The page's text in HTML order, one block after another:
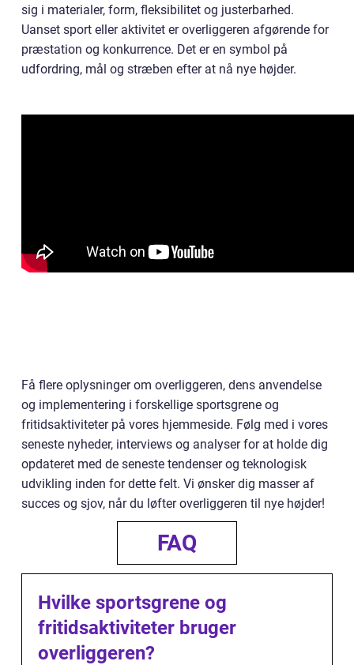
sig i materialer, form, fleksibilitet og justerbarhed.
Uanset sport eller aktivitet er overliggeren afgørende for
præstation og konkurrence. Det er en symbol på
udfordring, mål og stræben efter at nå nye højder.
Få flere oplysninger om overliggeren, dens anvendelse
og implementering i forskellige sportsgrene og
fritidsaktiviteter på vores hjemmeside. Følg med i vores
seneste nyheder, interviews og analyser for at holde dig
opdateret med de seneste tendenser og teknologisk
udvikling inden for dette felt. Vi ønsker dig masser af
succes og sjov, når du løfter overliggeren til nye højder!
FAQ
Hvilke sportsgrene og
fritidsaktiviteter bruger
overliggeren?